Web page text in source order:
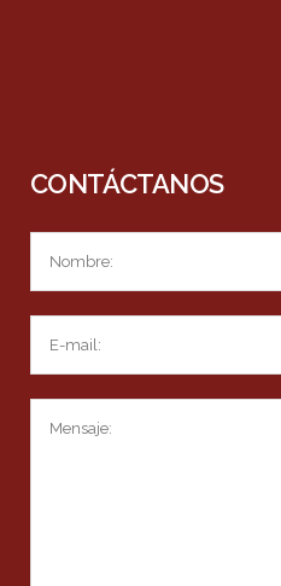
CONTÁCTANOS